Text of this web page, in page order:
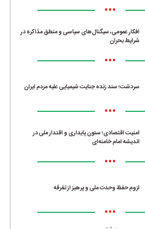
•••
افکار عمومی، سیگنال‌های سیاسی و منطق مذاکره در
شرایط بحران
•••
سردشت؛ سند زنده جنایت شیمیایی علیه مردم ایران
•••
امنیت اقتصادی؛ ستون پایداری و اقتدار ملی در
اندیشه امام خامنه‌ای
•••
لزوم حفظ وحدت ملی و پرهیز از تفرقه
•••